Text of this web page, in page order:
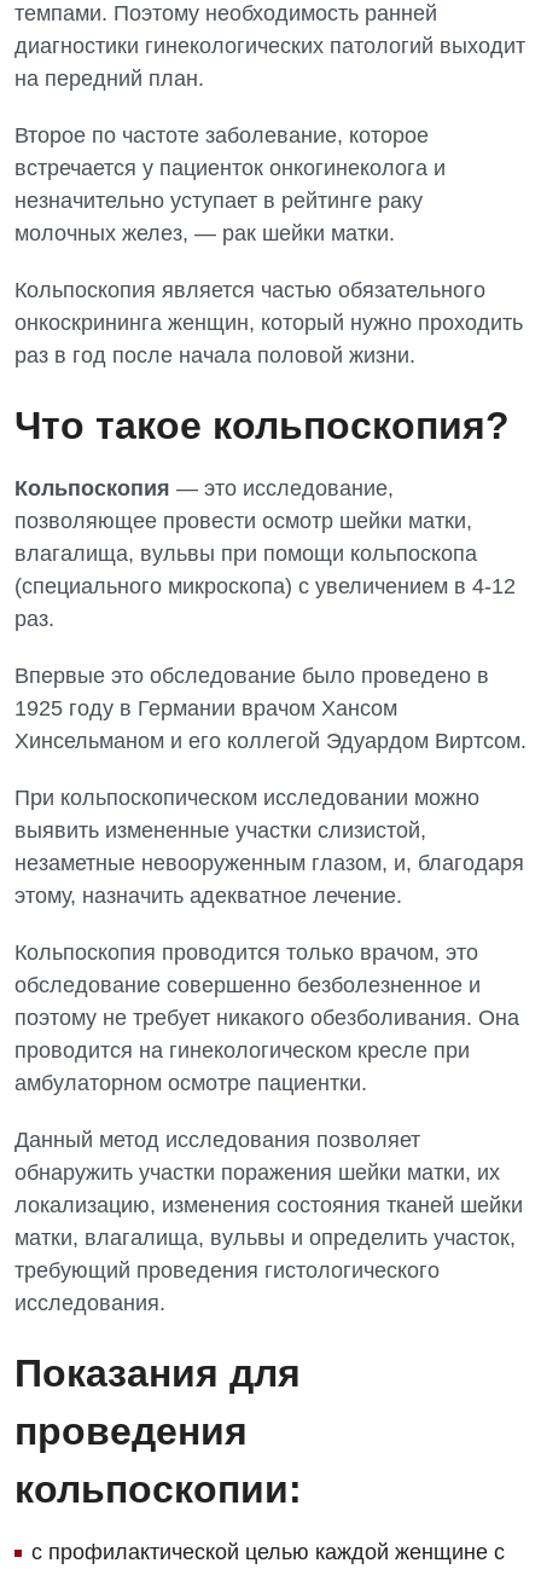
Вакансии
Интернатура
Бесплатные операции
Энциклопедия
Программа лояльности
Отзывы
Видео
Ангиографические исследования
Диагностическое отделение
Компьютерная томография
Магнитно-резонансная томография
Маммография
Нейросонография
Эндоскопическое отделение
Для взрослых
Аллергология, иммунология
Андрология
Бесплатные услуги
Вакцинация
Гастроэнтерология
Гинекологическое отделение
Дерматовенерология
Дневной стационар
Кардиология
Дневной стационар
Отделение интенсивной терапии
Отделение кардиососудистой патологии и неврологии
Отделение неотложных состояний
Офтальмологическое отделение
Педиатрическое отделение
Скорая медицинская помощь
Терапевтическое отделение
Травматологическое отделение
Урологическое отделение
Хирургическое отделение
Эндоскопическое отделение
Декларирование
Национальный скрининг здоровья 40+
Украинский
темпами. Поэтому необходимость ранней
диагностики гинекологических патологий выходит
на передний план.
Второе по частоте заболевание, которое
встречается у пациенток онкогинеколога и
незначительно уступает в рейтинге раку
молочных желез, — рак шейки матки.
Кольпоскопия является частью обязательного
онкоскрининга женщин, который нужно проходить
раз в год после начала половой жизни.
Что такое кольпоскопия?
Кольпоскопия — это исследование,
позволяющее провести осмотр шейки матки,
влагалища, вульвы при помощи кольпоскопа
(специального микроскопа) с увеличением в 4-12
раз.
Впервые это обследование было проведено в
1925 году в Германии врачом Хансом
Хинсельманом и его коллегой Эдуардом Виртсом.
При кольпоскопическом исследовании можно
выявить измененные участки слизистой,
незаметные невооруженным глазом, и, благодаря
этому, назначить адекватное лечение.
Кольпоскопия проводится только врачом, это
обследование совершенно безболезненное и
поэтому не требует никакого обезболивания. Она
проводится на гинекологическом кресле при
амбулаторном осмотре пациентки.
Данный метод исследования позволяет
обнаружить участки поражения шейки матки, их
локализацию, изменения состояния тканей шейки
матки, влагалища, вульвы и определить участок,
требующий проведения гистологического
исследования.
Показания для
проведения
кольпоскопии:
с профилактической целью каждой женщине с